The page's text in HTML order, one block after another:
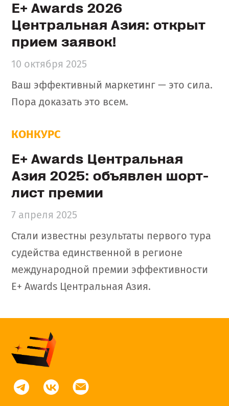
10 октября 2025
E+ Awards 2026
Центральная Азия: открыт
прием заявок!
Ваш эффективный маркетинг — это сила.
Пора доказать это всем.
7 апреля 2025
КОНКУРС
E+ Awards Центральная
Азия 2025: объявлен шорт-
лист премии
Стали известны результаты первого тура
судейства единственной в регионе
международной премии эффективности
Е+ Awards Центральная Азия.